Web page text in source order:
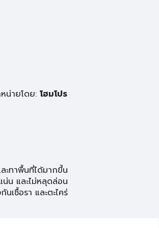
น่ายโดย: โฮมโปร
ะทาพื้นที่ได้มากขึ้น
น่น และไม่หลุดล่อน
เชื้อรา และตะไคร่